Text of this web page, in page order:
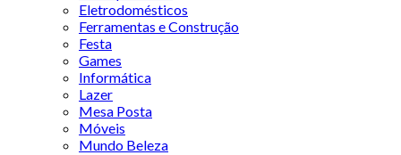
Eletrodomésticos
Ferramentas e Construção
Festa
Games
Informática
Lazer
Mesa Posta
Móveis
Mundo Beleza